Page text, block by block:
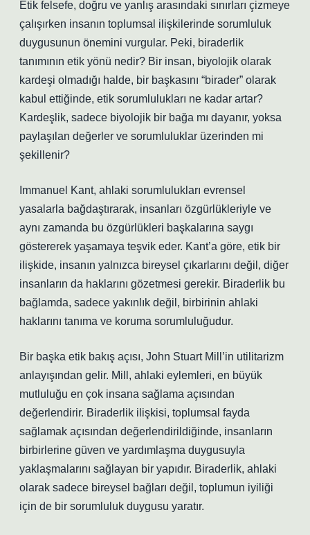
Etik felsefe, doğru ve yanlış arasındaki sınırları çizmeye
çalışırken insanın toplumsal ilişkilerinde sorumluluk
duygusunun önemini vurgular. Peki, biraderlik
tanımının etik yönü nedir? Bir insan, biyolojik olarak
kardeşi olmadığı halde, bir başkasını “birader” olarak
kabul ettiğinde, etik sorumlulukları ne kadar artar?
Kardeşlik, sadece biyolojik bir bağa mı dayanır, yoksa
paylaşılan değerler ve sorumluluklar üzerinden mi
şekillenir?
Immanuel Kant, ahlaki sorumlulukları evrensel
yasalarla bağdaştırarak, insanları özgürlükleriyle ve
aynı zamanda bu özgürlükleri başkalarına saygı
göstererek yaşamaya teşvik eder. Kant’a göre, etik bir
ilişkide, insanın yalnızca bireysel çıkarlarını değil, diğer
insanların da haklarını gözetmesi gerekir. Biraderlik bu
bağlamda, sadece yakınlık değil, birbirinin ahlaki
haklarını tanıma ve koruma sorumluluğudur.
Bir başka etik bakış açısı, John Stuart Mill’in utilitarizm
anlayışından gelir. Mill, ahlaki eylemleri, en büyük
mutluluğu en çok insana sağlama açısından
değerlendirir. Biraderlik ilişkisi, toplumsal fayda
sağlamak açısından değerlendirildiğinde, insanların
birbirlerine güven ve yardımlaşma duygusuyla
yaklaşmalarını sağlayan bir yapıdır. Biraderlik, ahlaki
olarak sadece bireysel bağları değil, toplumun iyiliği
için de bir sorumluluk duygusu yaratır.